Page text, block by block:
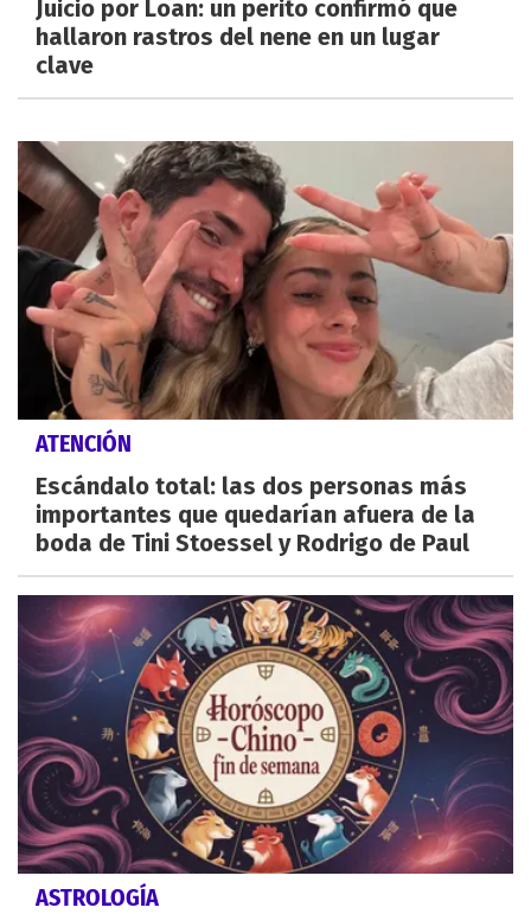
Juicio por Loan: un perito confirmó que
hallaron rastros del nene en un lugar
clave
ATENCIÓN
Escándalo total: las dos personas más
importantes que quedarían afuera de la
boda de Tini Stoessel y Rodrigo de Paul
ASTROLOGÍA